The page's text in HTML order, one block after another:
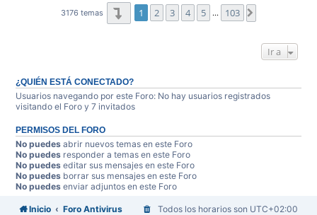
3176 temas Página1 de 103
1 2 3 4 5 … 103
Ir a
¿QUIÉN ESTÁ CONECTADO?
Usuarios navegando por este Foro: No hay usuarios registrados
visitando el Foro y 7 invitados
PERMISOS DEL FORO
No puedes abrir nuevos temas en este Foro
No puedes responder a temas en este Foro
No puedes editar sus mensajes en este Foro
No puedes borrar sus mensajes en este Foro
No puedes enviar adjuntos en este Foro
Inicio Foro Antivirus Todos los horarios son UTC+02:00